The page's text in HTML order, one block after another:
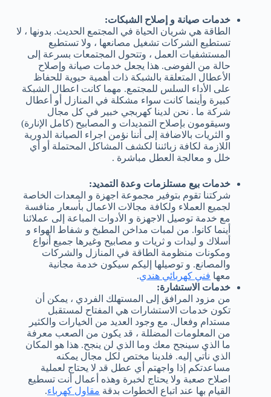
خدمات صيانة و إصلاح الشبكات:
الطاقة هي شريان الحياة في المجتمع الحديث. بدونها ، لا
تستطيع الشركات تشغيل مصانعها ، ولا تستطيع
المستشفيات العمل ، وتتحول المجتمعات بسرعة إلى
حالة من الفوضى. هذا يجعل خدمات صيانة وإصلاح
الأعطال المتعلقة بالشبكة ذات أهمية حيوية للحفاظ
على الأداء السلس للمجتمع. مهما كانت اعطال الشبكة
كبيرة وأينما كانت سواء مشكلة في المنازل أو أعطال
شركة ما . نحن لدينا كهربجي خبير في كل مجال
وسيقومون بإصلاح التمديدات و المصابيح (كامل الإنارة)
و الثريات بالاضافة إلى أننا نؤمن اجراء الصيانة الدورية
اللازمة لكافة زبائننا لكشف المشاكل المحتملة أو أي
خلل و معالجة العطل مباشرة .
خدمات بيع مستلزمات وعدة التمديد:
شركتنا تقوم بتوفير مجموعة اجهزة و المعدات الخاصة
لجميع العملاء ولكافة مجالات الاعمال بأسعار منافسة
مع خدمة توصيل الاجهزة و الأدوات المباعة إلى عملائنا
أينما كانوا. من لمبات مداخن المطبخ و شفاط الهواء و
أسلاك و ليدات و ثريات و مصابيح وغيرها جميع أنواع
ومكونات منظومة الطاقة في المنازل والشركات
والمصانع. و توصيلها إليكم سيكون خدمة مجانية
معها فني كهربائي هندي.
خدمات الاستشارة:
من مزود المرافق إلى المستهلك الفردي ، يمكن أن
تكون خدمات الاستشارات هي المفتاح لمستقبل
مستدام وفعال. مع وجود العديد من الخيارات والكثير
من المعلومات المضللة ، قد يكون من الصعب معرفة
ما الذي سينجح معك وما الذي لن ينجح. هذا هو المكان
الذي نأتي إليه. فلدينا مختص لكل مجال يمكنه
مساعدتكم إذا واجهتم أي عطل قد لا يحتاج لعملية
اصلاح صعبة ولا يحتاج لخبرة وهذه أعمال أنت تسطيع
القيام بها عند اتباع الخطوات بدقة مقاول كهرباء.